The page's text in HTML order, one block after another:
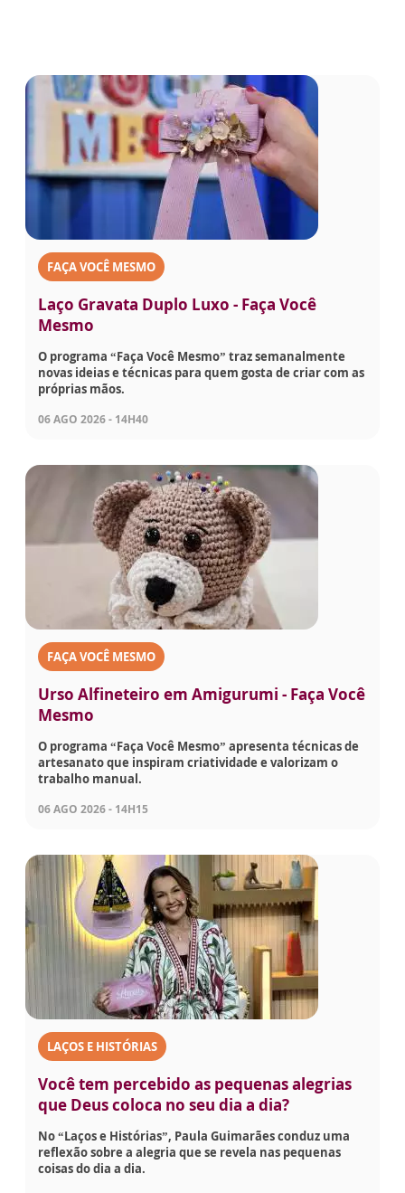
FAÇA VOCÊ MESMO
Laço Gravata Duplo Luxo - Faça Você
Mesmo
O programa “Faça Você Mesmo” traz semanalmente
novas ideias e técnicas para quem gosta de criar com as
próprias mãos.
06 AGO 2026 - 14H40
FAÇA VOCÊ MESMO
Urso Alfineteiro em Amigurumi - Faça Você
Mesmo
O programa “Faça Você Mesmo” apresenta técnicas de
artesanato que inspiram criatividade e valorizam o
trabalho manual.
06 AGO 2026 - 14H15
LAÇOS E HISTÓRIAS
Você tem percebido as pequenas alegrias
que Deus coloca no seu dia a dia?
No “Laços e Histórias”, Paula Guimarães conduz uma
reflexão sobre a alegria que se revela nas pequenas
coisas do dia a dia.